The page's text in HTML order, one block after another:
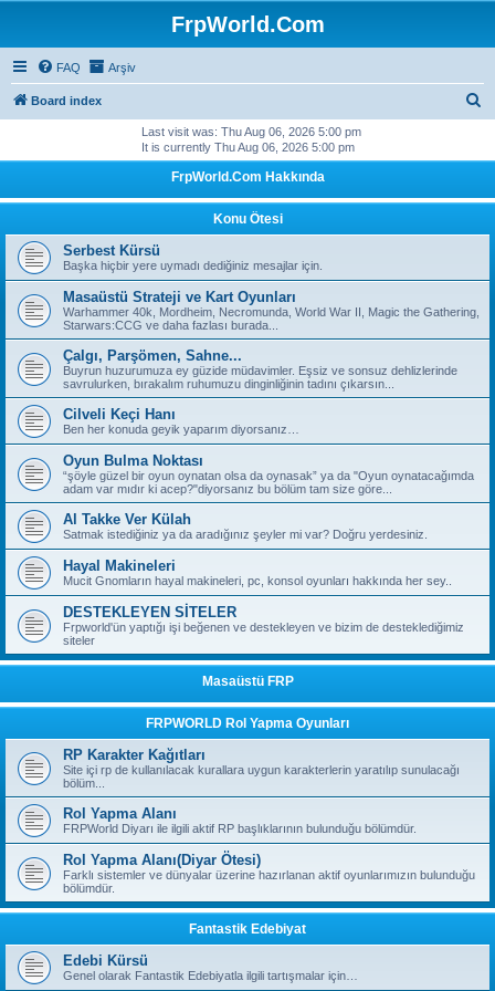
FrpWorld.Com
FAQ Arşiv
Board index
c
h
Last visit was: Thu Aug 06, 2026 5:00 pm
It is currently Thu Aug 06, 2026 5:00 pm
FrpWorld.Com Hakkında
Konu Ötesi
Serbest Kürsü
Başka hiçbir yere uymadı dediğiniz mesajlar için.
Masaüstü Strateji ve Kart Oyunları
Warhammer 40k, Mordheim, Necromunda, World War II, Magic the Gathering,
Starwars:CCG ve daha fazlası burada...
Çalgı, Parşömen, Sahne...
Buyrun huzurumuza ey güzide müdavimler. Eşsiz ve sonsuz dehlizlerinde
savrulurken, bırakalım ruhumuzu dinginliğinin tadını çıkarsın...
Cilveli Keçi Hanı
Ben her konuda geyik yaparım diyorsanız…
Oyun Bulma Noktası
“şöyle güzel bir oyun oynatan olsa da oynasak” ya da "Oyun oynatacağımda
adam var mıdır ki acep?"diyorsanız bu bölüm tam size göre...
Al Takke Ver Külah
Satmak istediğiniz ya da aradığınız şeyler mi var? Doğru yerdesiniz.
Hayal Makineleri
Mucit Gnomların hayal makineleri, pc, konsol oyunları hakkında her sey..
DESTEKLEYEN SİTELER
Frpworld'ün yaptığı işi beğenen ve destekleyen ve bizim de desteklediğimiz
siteler
Masaüstü FRP
FRPWORLD Rol Yapma Oyunları
RP Karakter Kağıtları
Site içi rp de kullanılacak kurallara uygun karakterlerin yaratılıp sunulacağı
bölüm...
Rol Yapma Alanı
FRPWorld Diyarı ile ilgili aktif RP başlıklarının bulunduğu bölümdür.
Rol Yapma Alanı(Diyar Ötesi)
Farklı sistemler ve dünyalar üzerine hazırlanan aktif oyunlarımızın bulunduğu
bölümdür.
Fantastik Edebiyat
Edebi Kürsü
Genel olarak Fantastik Edebiyatla ilgili tartışmalar için…